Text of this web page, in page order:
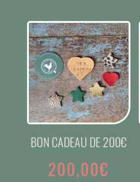
BON CADEAU DE 200€
200,00€